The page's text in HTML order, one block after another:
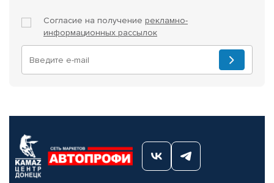
Согласие на получение рекламно-
информационных рассылок